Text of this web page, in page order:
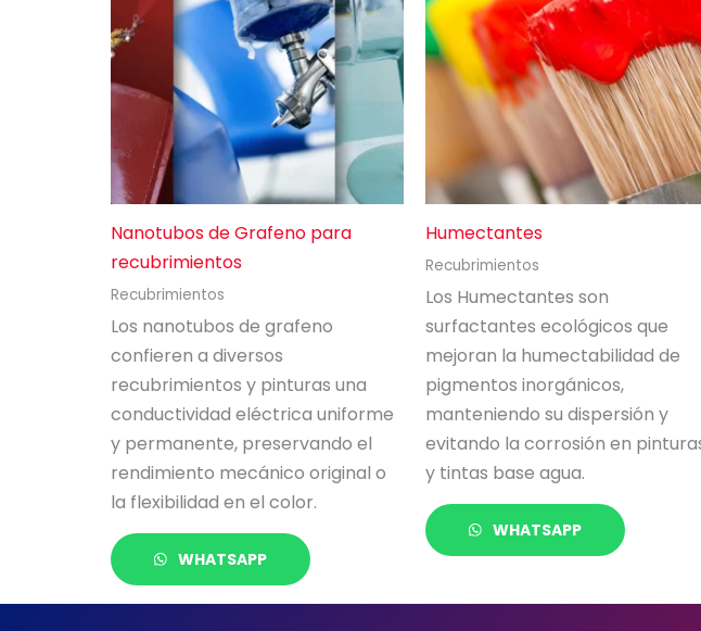
Nanotubos de Grafeno para
recubrimientos
Recubrimientos
Los nanotubos de grafeno
confieren a diversos
recubrimientos y pinturas una
conductividad eléctrica uniforme
y permanente, preservando el
rendimiento mecánico original o
la flexibilidad en el color.
WHATSAPP
Humectantes
Recubrimientos
Los Humectantes son
surfactantes ecológicos que
mejoran la humectabilidad de
pigmentos inorgánicos,
manteniendo su dispersión y
evitando la corrosión en
y tintas base agua.
WHATSAPP